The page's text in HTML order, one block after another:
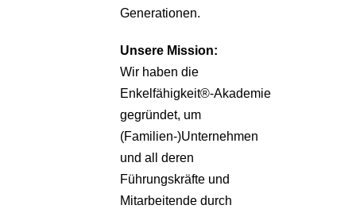
Generationen.
Unsere Mission:
Wir haben die
Enkelfähigkeit®-Akademie
gegründet, um
(Familien-)Unternehmen
und all deren
Führungskräfte und
Mitarbeitende durch